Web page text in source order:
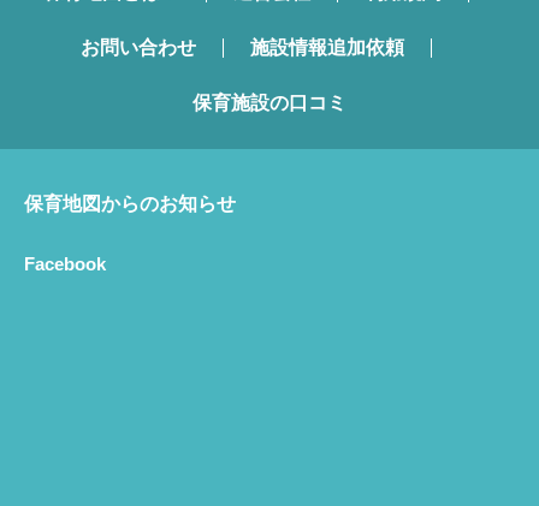
お問い合わせ 施設情報追加依頼
保育施設の口コミ
保育地図からのお知らせ
Facebook